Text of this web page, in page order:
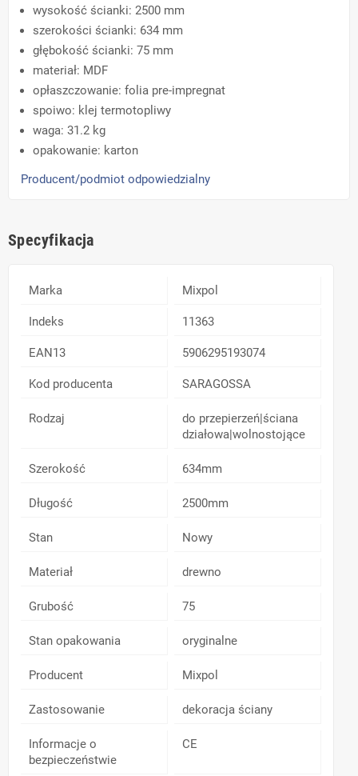
wysokość ścianki: 2500 mm
szerokości ścianki: 634 mm
głębokość ścianki: 75 mm
materiał: MDF
opłaszczowanie: folia pre-impregnat
spoiwo: klej termotopliwy
waga: 31.2 kg
opakowanie: karton
Producent/podmiot odpowiedzialny
Specyfikacja
Marka Mixpol
Indeks 11363
EAN13 5906295193074
Kod producenta SARAGOSSA
Rodzaj
do przepierzeń|ściana
działowa|wolnostojące
Szerokość 634mm
Długość 2500mm
Stan Nowy
Materiał drewno
Grubość 75
Stan opakowania oryginalne
Producent Mixpol
Zastosowanie dekoracja ściany
Informacje o
bezpieczeństwie
CE